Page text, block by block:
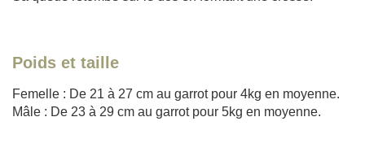
Poids et taille
Femelle : De 21 à 27 cm au garrot pour 4kg en moyenne.
Mâle : De 23 à 29 cm au garrot pour 5kg en moyenne.